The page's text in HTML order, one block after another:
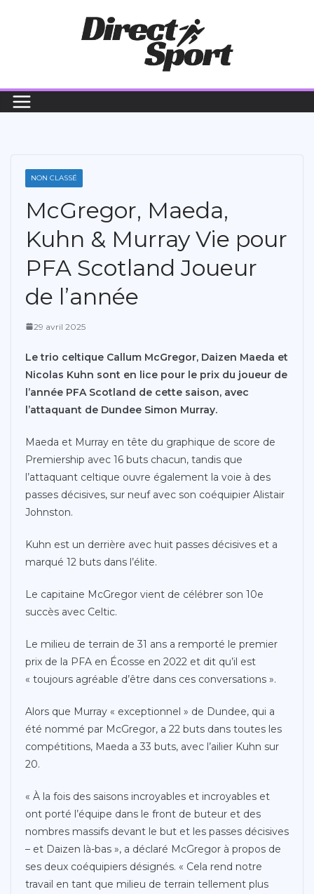
NON CLASSÉ
McGregor, Maeda,
Kuhn & Murray Vie pour
PFA Scotland Joueur
de l’année
29 avril 2025
Le trio celtique Callum McGregor, Daizen Maeda et
Nicolas Kuhn sont en lice pour le prix du joueur de
l’année PFA Scotland de cette saison, avec
l’attaquant de Dundee Simon Murray.
Maeda et Murray en tête du graphique de score de
Premiership avec 16 buts chacun, tandis que
l’attaquant celtique ouvre également la voie à des
passes décisives, sur neuf avec son coéquipier Alistair
Johnston.
Kuhn est un derrière avec huit passes décisives et a
marqué 12 buts dans l’élite.
Le capitaine McGregor vient de célébrer son 10e
succès avec Celtic.
Le milieu de terrain de 31 ans a remporté le premier
prix de la PFA en Écosse en 2022 et dit qu’il est
« toujours agréable d’être dans ces conversations ».
Alors que Murray « exceptionnel » de Dundee, qui a
été nommé par McGregor, a 22 buts dans toutes les
compétitions, Maeda a 33 buts, avec l’ailier Kuhn sur
20.
« À la fois des saisons incroyables et incroyables et
ont porté l’équipe dans le front de buteur et des
nombres massifs devant le but et les passes décisives
– et Daizen là-bas », a déclaré McGregor à propos de
ses deux coéquipiers désignés. « Cela rend notre
travail en tant que milieu de terrain tellement plus